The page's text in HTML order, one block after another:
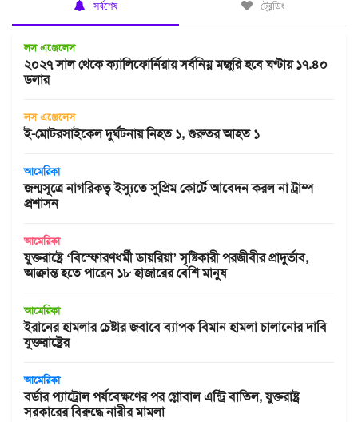
সর্বশেষ ট্রেন্ডিং
লস এঞ্জেলেস
২০২৭ সাল থেকে ক্যালিফোর্নিয়ায় সর্বনিম্ন মজুরি হবে ঘণ্টায় ১৭.৪০
ডলার
লস এঞ্জেলেস
ই-মোটরসাইকেল দুর্ঘটনায় নিহত ১, গুরুতর আহত ১
আমেরিকা
জন্মসূত্রে নাগরিকত্ব ইস্যুতে সুপ্রিম কোর্টে আবেদন করল না ট্রাম্প
প্রশাসন
আমেরিকা
যুক্তরাষ্ট্রে ‘বিস্ফোরণধর্মী ডায়রিয়া’ সৃষ্টিকারী পরজীবীর প্রাদুর্ভাব,
আক্রান্ত হতে পারেন ১৮ হাজারের বেশি মানুষ
আমেরিকা
ইরানের হামলার চেষ্টার জবাবে ব্যাপক বিমান হামলা চালানোর দাবি
যুক্তরাষ্ট্রের
আমেরিকা
বর্ডার প্যাট্রোল পর্যবেক্ষণের পর গ্লোবাল এন্ট্রি বাতিল, যুক্তরাষ্ট্র
সরকারের বিরুদ্ধে নারীর মামলা